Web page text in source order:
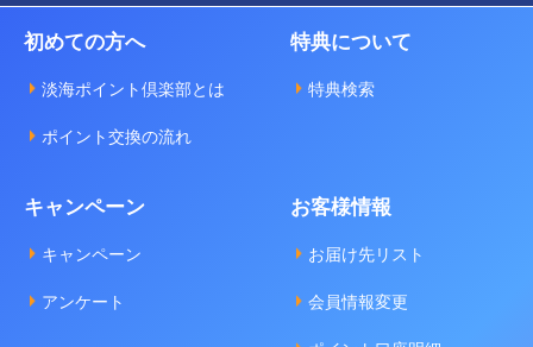
初めての方へ
淡海ポイント倶楽部とは
ポイント交換の流れ
特典について
特典検索
キャンペーン
キャンペーン
アンケート
お客様情報
お届け先リスト
会員情報変更